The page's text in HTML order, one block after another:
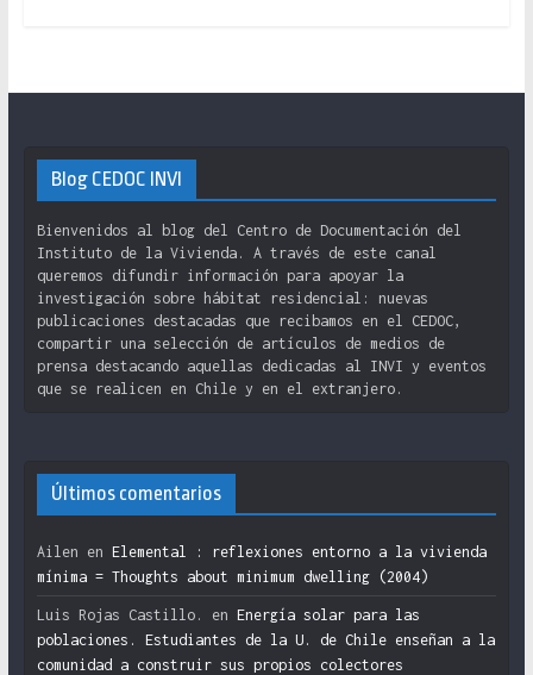
Blog CEDOC INVI
Bienvenidos al blog del Centro de Documentación del
Instituto de la Vivienda. A través de este canal
queremos difundir información para apoyar la
investigación sobre hábitat residencial: nuevas
publicaciones destacadas que recibamos en el CEDOC,
compartir una selección de artículos de medios de
prensa destacando aquellas dedicadas al INVI y eventos
que se realicen en Chile y en el extranjero.
Últimos comentarios
Ailen en Elemental : reflexiones entorno a la vivienda
mínima = Thoughts about minimum dwelling (2004)
Luis Rojas Castillo. en Energía solar para las
poblaciones. Estudiantes de la U. de Chile enseñan a la
comunidad a construir sus propios colectores